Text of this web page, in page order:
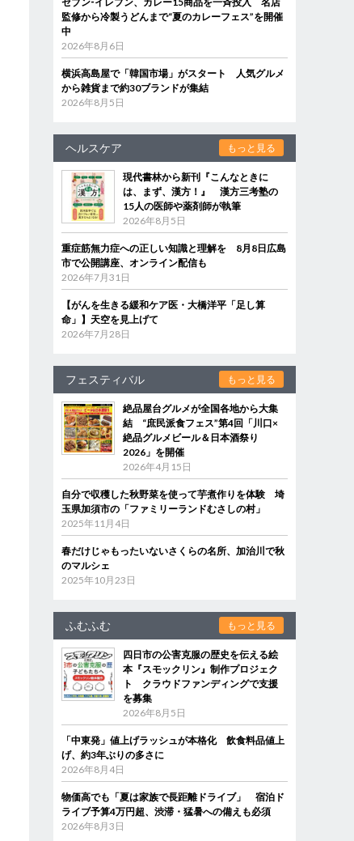
監修から冷製うどんまで“夏のカレーフェス”を開催
中
2026年8月6日
横浜高島屋で「韓国市場」がスタート 人気グルメ
から雑貨まで約30ブランドが集結
2026年8月5日
ヘルスケア もっと見る
現代書林から新刊『こんなときに
は、まず、漢方！』 漢方三考塾の
15人の医師や薬剤師が執筆
2026年8月5日
重症筋無力症への正しい知識と理解を 8月8日広島
市で公開講座、オンライン配信も
2026年7月31日
【がんを生きる緩和ケア医・大橋洋平「足し算
命」】天空を見上げて
2026年7月28日
フェスティバル もっと見る
絶品屋台グルメが全国各地から大集
結 “庶民派食フェス”第4回「川口×
絶品グルメビール＆日本酒祭り
2026」を開催
2026年4月15日
自分で収穫した秋野菜を使って芋煮作りを体験 埼
玉県加須市の「ファミリーランドむさしの村」
2025年11月4日
春だけじゃもったいないさくらの名所、加治川で秋
のマルシェ
2025年10月23日
ふむふむ もっと見る
四日市の公害克服の歴史を伝える絵
本『スモックリン』制作プロジェク
ト クラウドファンディングで支援
を募集
2026年8月5日
「中東発」値上げラッシュが本格化 飲食料品値上
げ、約3年ぶりの多さに
2026年8月4日
物価高でも「夏は家族で長距離ドライブ」 宿泊ド
ライブ予算4万円超、渋滞・猛暑への備えも必須
2026年8月3日